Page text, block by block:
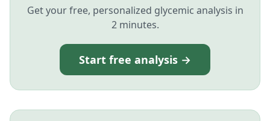
Get your free, personalized glycemic analysis in
2 minutes.
Start free analysis →